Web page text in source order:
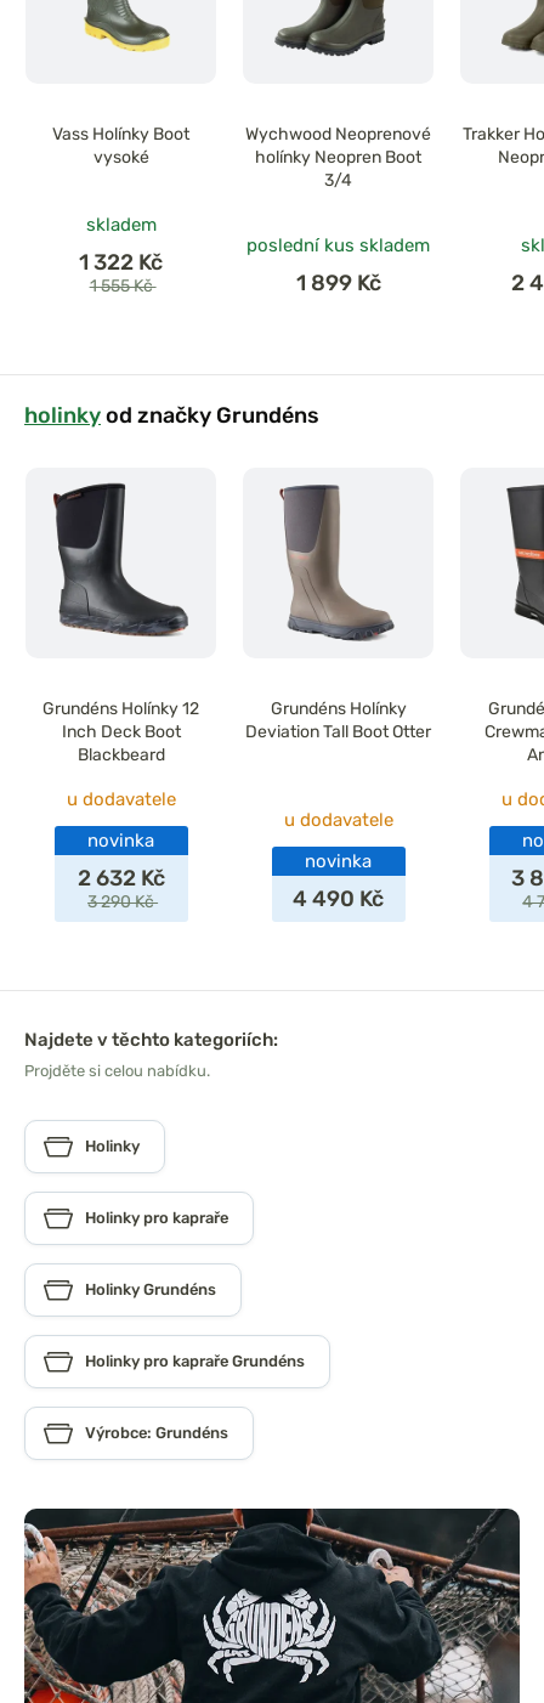
Vass Holínky Boot
vysoké
skladem
1 322 Kč
1 555 Kč
Wychwood Neoprenové
holínky Neopren Boot
3/4
poslední kus skladem
1 899 Kč
Trakker
2
holinkyod značky Grundéns
Grundéns Holínky 12
Inch Deck Boot
Blackbeard
u dodavatele
novinka
2 632 Kč
3 290 Kč
Grundéns Holínky
Deviation Tall Boot Otter
u dodavatele
novinka
4 490 Kč
u
3
4
Najdete v těchto kategoriích:
Projděte si celou nabídku.
Holinky
Holinky pro kapraře
Holinky Grundéns
Holinky pro kapraře Grundéns
Výrobce: Grundéns